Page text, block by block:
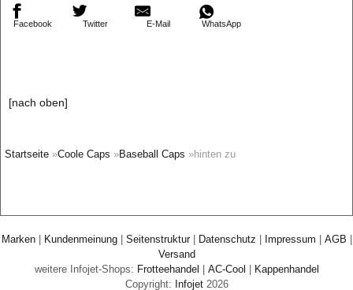
Facebook Twitter E-Mail WhatsApp
[nach oben]
Startseite »Coole Caps »Baseball Caps »hinten zu
Marken| Kundenmeinung| Seitenstruktur| Datenschutz Impressum AGB
Versand
weitere Infojet-Shops: Frotteehandel AC-Cool
Kappenhandel
Copyright: Infojet2026